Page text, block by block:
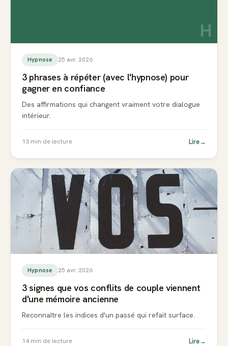
H
Hypnose 25 avr. 2026
3 phrases à répéter (avec l'hypnose) pour
gagner en confiance
Des affirmations qui changent vraiment votre dialogue
intérieur.
13 min de lecture Lire→
Hypnose 25 avr. 2026
3 signes que vos conflits de couple viennent
d'une mémoire ancienne
Reconnaître les indices d'un passé qui refait surface.
14min de lecture Lire→